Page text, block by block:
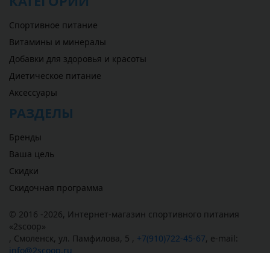
Спортивное питание
Витамины и минералы
Добавки для здоровья и красоты
Диетическое питание
Аксессуары
РАЗДЕЛЫ
Бренды
Ваша цель
Скидки
Скидочная программа
© 2016 -2026, Интернет-магазин спортивного питания
«2scoop»
, Смоленск, ул. Памфилова, 5 , +7(910)722-45-67, e-mail:
info@2scoop.ru